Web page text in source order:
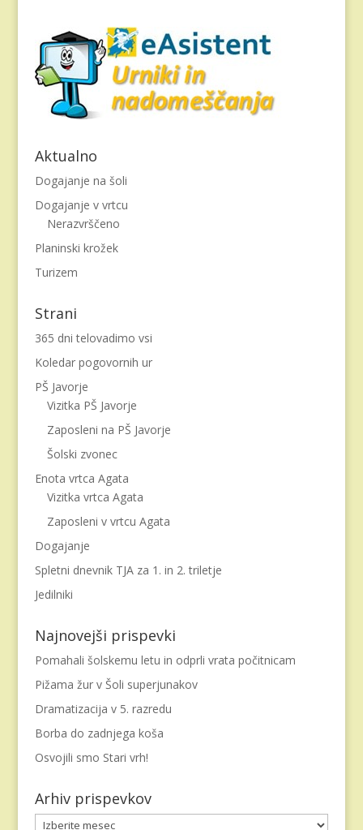
Aktualno
Dogajanje na šoli
Dogajanje v vrtcu
Nerazvrščeno
Planinski krožek
Turizem
Strani
365 dni telovadimo vsi
Koledar pogovornih ur
PŠ Javorje
Vizitka PŠ Javorje
Zaposleni na PŠ Javorje
Šolski zvonec
Enota vrtca Agata
Vizitka vrtca Agata
Zaposleni v vrtcu Agata
Dogajanje
Spletni dnevnik TJA za 1. in 2. triletje
Jedilniki
Najnovejši prispevki
Pomahali šolskemu letu in odprli vrata počitnicam
Pižama žur v Šoli superjunakov
Dramatizacija v 5. razredu
Borba do zadnjega koša
Osvojili smo Stari vrh!
Arhiv prispevkov
Arhiv